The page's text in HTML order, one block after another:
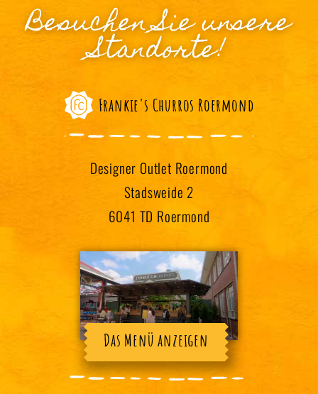
Besuchen Sie unsere
Standorte!
Frankie's Churros Roermond
Designer Outlet Roermond
Stadsweide 2
6041 TD Roermond
Das Menü anzeigen